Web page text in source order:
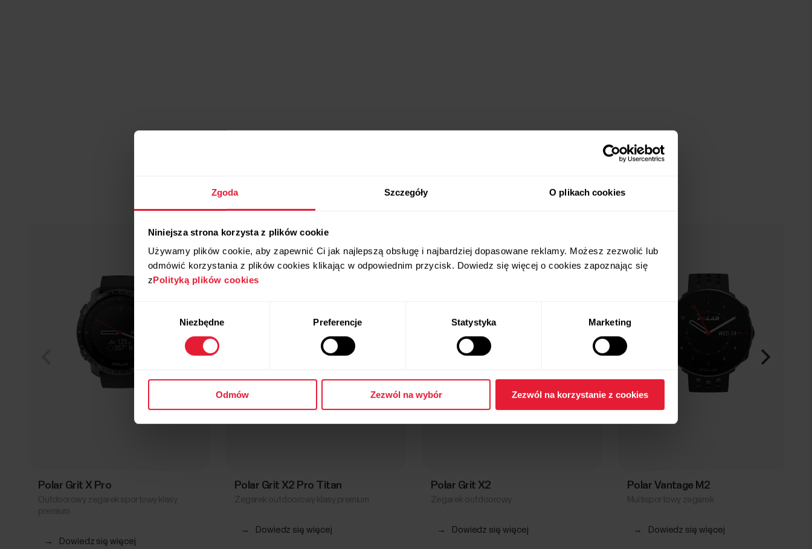
Zgoda Szczegóły O plikach cookies
Niniejsza strona korzysta z plików cookie
Używamy plików cookie, aby zapewnić Ci jak najlepszą obsługę i najbardziej dopasowane reklamy. Możesz zezwolić lub
odmówić korzystania z plików cookies klikając w odpowiednim przycisk. Dowiedz się więcej o cookies zapoznając się
zPolityką plików cookies
Niezbędne Preferencje Statystyka Marketing
Odmów Zezwól na wybór Zezwól na korzystanie z cookies
Polar Grit X Pro
→ Dowiedz się więcej
Polar Grit X2 Pro Titan
→ Dowiedz się więcej
Polar Grit X2
→ Dowiedz się więcej
Polar Vantage M2
→ Dowiedz się więcej